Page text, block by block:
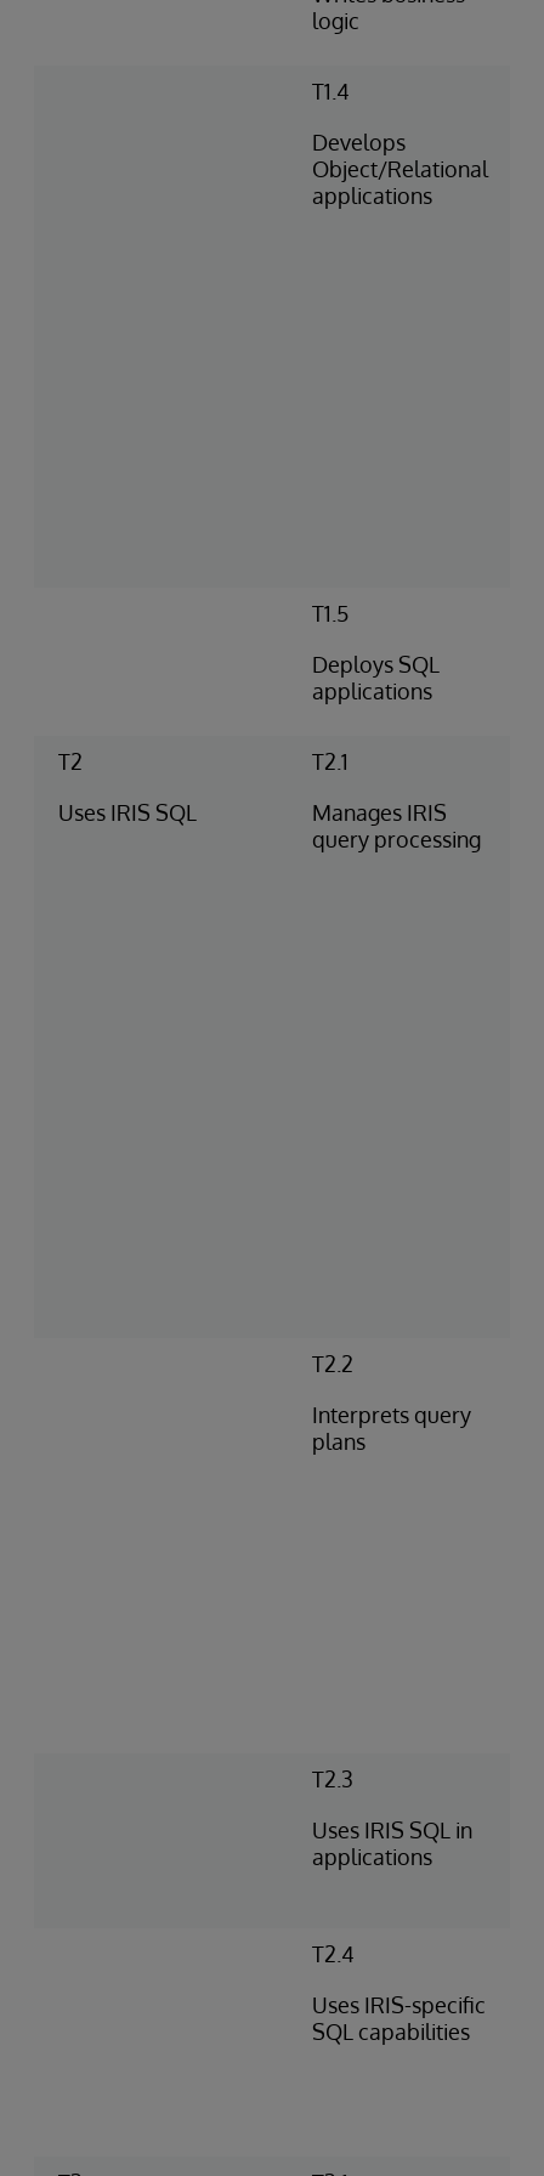
logic
T1.4
Develops
Object/Relational
applications
T1.5
Deploys SQL
applications
T2
Uses IRIS SQL
T2.1
Manages IRIS
query processing
T2.2
Interprets query
plans
T2.3
Uses IRIS SQL in
applications
T2.4
Uses IRIS-specific
SQL capabilities